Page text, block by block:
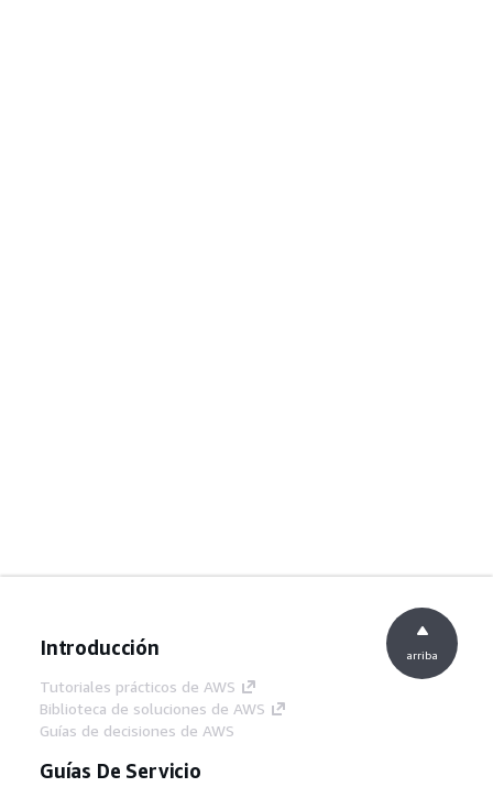
Introducción
Tutoriales prácticos de AWS
Biblioteca de soluciones de AWS
Guías de decisiones de AWS
Guías De Servicio
arriba